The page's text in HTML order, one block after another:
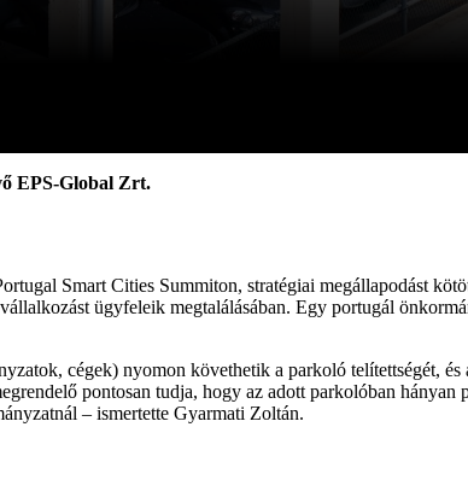
EPS-Global Zrt.
Smart Cities Summiton, stratégiai megállapodást
ügyfeleik megtalálásában. Egy portugál
cégek) nyomon követhetik a parkoló telítettségét,
pontosan tudja, hogy az adott parkolóban
– ismertette Gyarmati Zoltán.